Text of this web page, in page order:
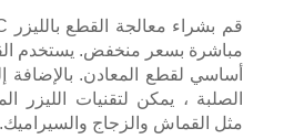
أساسي لقطع المعادن. بالإضافة
الصلبة ، يمكن لتقنيات الليزر
مثل القماش والزجاج والسيراميك.